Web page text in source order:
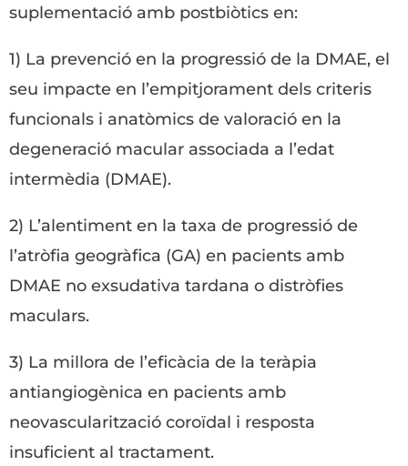
suplementació amb postbiòtics en:
1) La prevenció en la progressió de la DMAE, el
seu impacte en l’empitjorament dels criteris
funcionals i anatòmics de valoració en la
degeneració macular associada a l’edat
intermèdia (DMAE).
2) L’alentiment en la taxa de progressió de
l’atròfia geogràfica (GA) en pacients amb
DMAE no exsudativa tardana o distròfies
maculars.
3) La millora de l’eficàcia de la teràpia
antiangiogènica en pacients amb
neovascularització coroïdal i resposta
insuficient al tractament.